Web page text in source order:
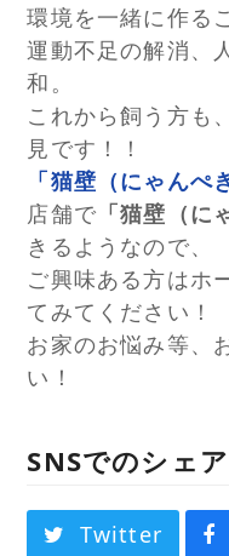
環境を一緒に作る
運動不足の解消、
和。
これから飼う方も
見です！！
「猫壁（にゃんぺ
店舗で 「猫壁（に
きるようなので、
ご興味ある方はホ
てみてください！
お家のお悩み等、
い！
SNSでのシェ
Twitter